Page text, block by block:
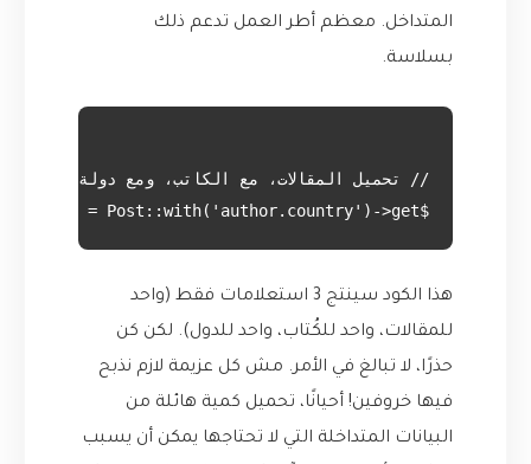
المتداخل. معظم أطر العمل تدعم ذلك
بسلاسة.
$posts = Post::with('author.country')->get();
هذا الكود سينتج 3 استعلامات فقط (واحد
للمقالات، واحد للكُتاب، واحد للدول). لكن كن
حذرًا، لا تبالغ في الأمر. مش كل عزيمة لازم نذبح
فيها خروفين! أحيانًا، تحميل كمية هائلة من
البيانات المتداخلة التي لا تحتاجها يمكن أن يسبب